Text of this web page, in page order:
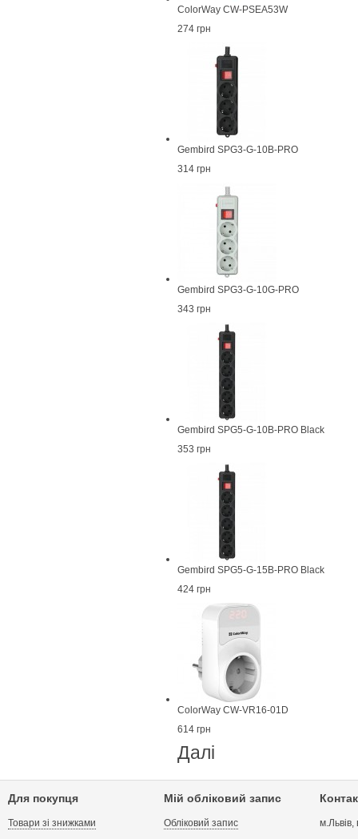
ColorWay CW-PSEA53W
274 грн
Gembird SPG3-G-10B-PRO
314 грн
Gembird SPG3-G-10G-PRO
343 грн
Gembird SPG5-G-10B-PRO Black
353 грн
Gembird SPG5-G-15B-PRO Black
424 грн
ColorWay CW-VR16-01D
614 грн
Далі
Для покупця
Товари зі знижками
Мій обліковий запис
Обліковий запис